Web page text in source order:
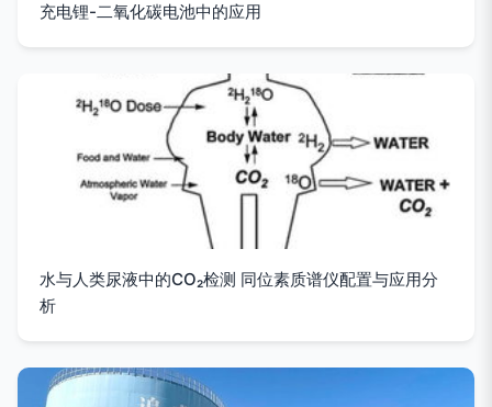
充电锂-二氧化碳电池中的应用
水与人类尿液中的CO₂检测 同位素质谱仪配置与应用分
析